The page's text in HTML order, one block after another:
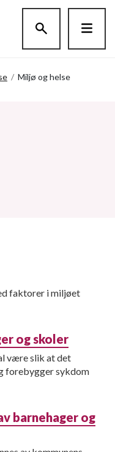
/ Miljø og helse
faktorer i miljøet
og skoler
være slik at det
forebygger sykdom
barnehager og